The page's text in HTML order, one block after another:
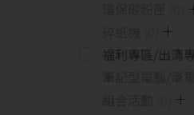
福利專區/出清